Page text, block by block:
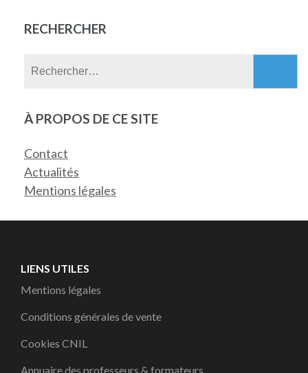
RECHERCHER
À PROPOS DE CE SITE
Contact
Actualités
Mentions légales
LIENS UTILES
Mentions légales
Conditions générales de vente
Cookies CNIL
Annuaire des professeurs & formateurs